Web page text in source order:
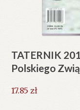
TATERNIK
Polskiego
17.85 zł